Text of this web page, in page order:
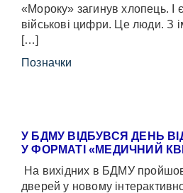
«Мороку» загинув хлопець. І
військові цифри. Це люди. З
[…]
Позначки
У БДМУ ВІДБУВСЯ ДЕНЬ
У ФОРМАТІ «МЕДИЧНИЙ
На вихідних в БДМУ
дверей у новому